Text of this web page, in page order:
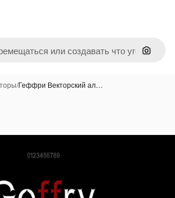
Поиск
/Геффри Векторский ал…